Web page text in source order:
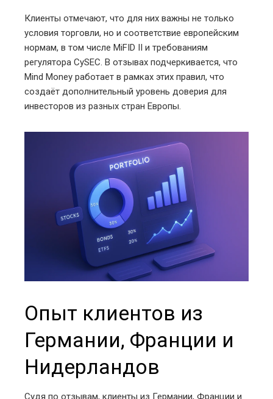
Клиенты отмечают, что для них важны не только
условия торговли, но и соответствие европейским
нормам, в том числе MiFID II и требованиям
регулятора CySEC. В отзывах подчеркивается, что
Mind Money работает в рамках этих правил, что
создаёт дополнительный уровень доверия для
инвесторов из разных стран Европы.
Опыт клиентов из
Германии, Франции и
Нидерландов
Судя по отзывам, клиенты из Германии, Франции и